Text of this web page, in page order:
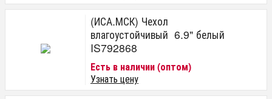
(ИСА.МСК) Чехол
влагоустойчивый 6.9" белый
IS792868
Есть в наличии (оптом)
Узнать цену